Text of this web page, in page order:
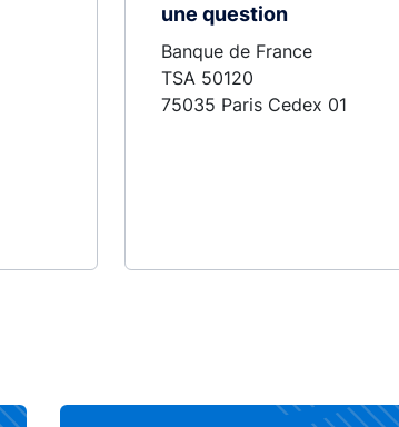
une question
Banque de France
TSA 50120
75035 Paris Cedex 01